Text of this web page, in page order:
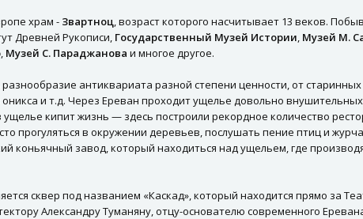
храм - Звартноц, возраст которого насчитывает 13 веков.
Древней Рукописи, Государственный Музей Истории, Музей М.
, Музей С. Параджанова и многое другое.
антиквариата разной степени ценности, от
и т.д. Через Ереван проходит ущелье довольно
кипит жизнь — здесь построили рекордное количество
прогуляться в окружении деревьев, послушать пение птиц и
коньячный завод, который находиться над ущельем, где
сквер под названием «Каскад», который находится прямо за
Александру Туманяну, отцу-основателю современного